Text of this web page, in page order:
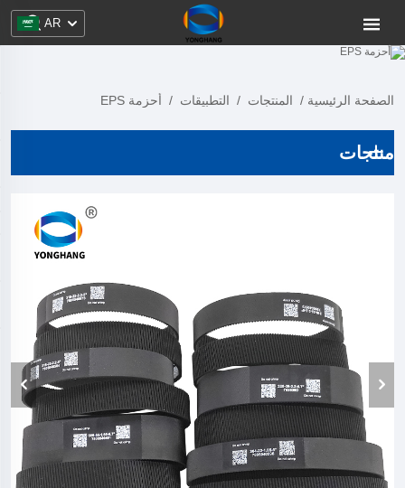
AR
الصفحة الرئيسية / المنتجات / التطبيقات / أحزمة EPS
منتجات